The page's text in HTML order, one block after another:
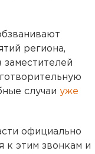
региона,
заместителей
случаи уже
официально
к этим звонкам и